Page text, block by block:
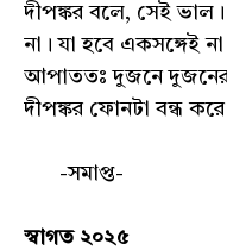
দীপঙ্কর বলে, সেই
না। যা হবে একসঙ্গেই
আপাততঃ দুজনে দুজনের
দীপঙ্কর ফোনটা বন্ধ
-সমাপ্ত-
স্বাগত ২০২৫